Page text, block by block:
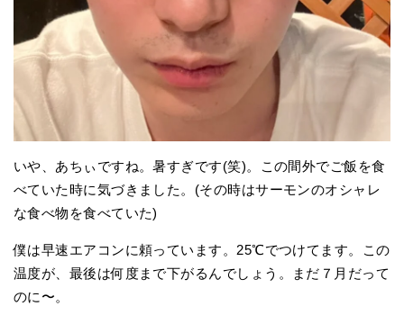
いや、あちぃですね。暑すぎです(笑)。この間外でご飯を食
べていた時に気づきました。(その時はサーモンのオシャレ
な食べ物を食べていた)
僕は早速エアコンに頼っています。25℃でつけてます。この
温度が、最後は何度まで下がるんでしょう。まだ７月だって
のに〜。